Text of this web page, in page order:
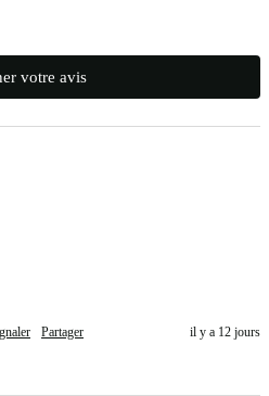
votre avis
Partager il y a 12 jours